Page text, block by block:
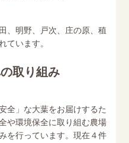
、明野、戸次、庄の原、稙
ています。
取り組み
全」な大葉をお届けするた
や環境保全に取り組む農場
を行っています。現在４件